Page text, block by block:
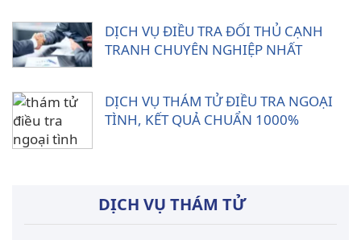
DỊCH VỤ ĐIỀU TRA ĐỐI THỦ CẠNH
TRANH CHUYÊN NGHIỆP NHẤT
DỊCH VỤ THÁM TỬ ĐIỀU TRA NGOẠI
TÌNH, KẾT QUẢ CHUẨN 1000%
DỊCH VỤ THÁM TỬ